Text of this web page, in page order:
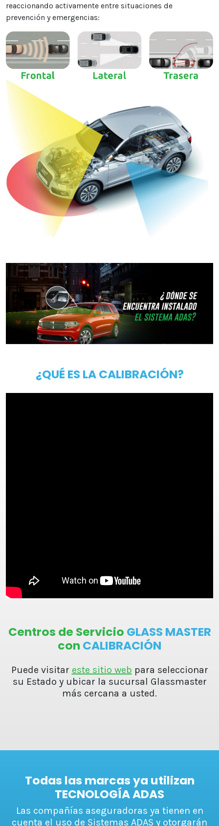
reaccionando activamente entre situaciones de
prevención y emergencias:
¿QUÉ ES LA CALIBRACIÓN?
Centros de Servicio GLASS MASTER
con CALIBRACIÓN
Puede visitar este sitio web para seleccionar
su Estado y ubicar la sucursal Glassmaster
más cercana a usted.
Todas las marcas ya utilizan
TECNOLOGÍA ADAS
Las compañías aseguradoras ya tienen en
cuenta el uso de Sistemas ADAS y otorgarán